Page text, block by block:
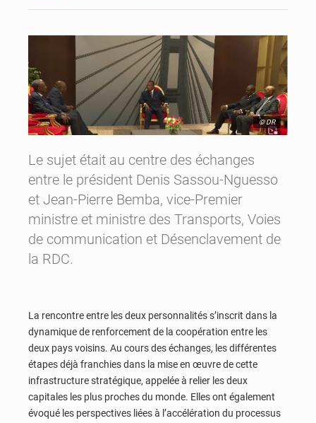
© DR
Le sujet était au centre des échanges
entre le président Denis Sassou-Nguesso
et Jean-Pierre Bemba, vice-Premier
ministre et ministre des Transports, Voies
de communication et Désenclavement de
la RDC.
La rencontre entre les deux personnalités s’inscrit dans la
dynamique de renforcement de la coopération entre les
deux pays voisins. Au cours des échanges, les différentes
étapes déjà franchies dans la mise en œuvre de cette
infrastructure stratégique, appelée à relier les deux
capitales les plus proches du monde. Elles ont également
évoqué les perspectives liées à l’accélération du processus